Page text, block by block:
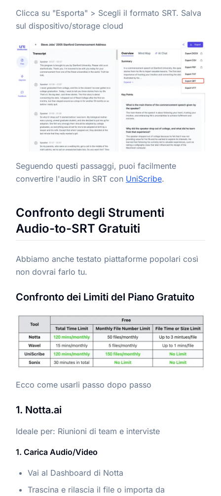
Clicca su "Esporta" > Scegli il formato SRT. Salva
sul dispositivo/storage cloud
Seguendo questi passaggi, puoi facilmente
convertire l'audio in SRT con UniScribe.
Confronto degli Strumenti
Audio-to-SRT Gratuiti
Abbiamo anche testato piattaforme popolari così
non dovrai farlo tu.
Confronto dei Limiti del Piano Gratuito
Ecco come usarli passo dopo passo
1. Notta.ai
Ideale per: Riunioni di team e interviste
1. Carica Audio/Video
Vai al Dashboard di Notta
Trascina e rilascia il file o importa da